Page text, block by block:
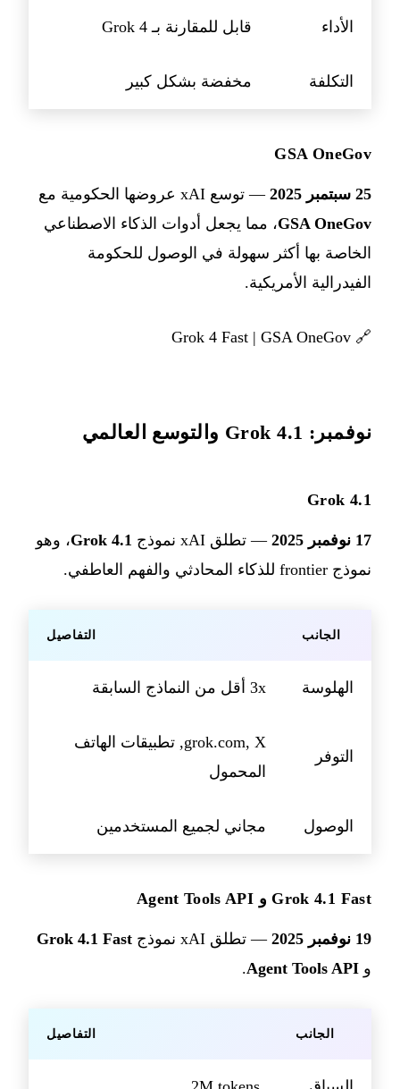
الأداء قابل للمقارنة بـ Grok 4
التكلفة مخفضة بشكل كبير
GSA OneGov
25 سبتمبر 2025
— توسع xAI عروضها الحكومية مع
GSA OneGov، مما يجعل أدوات الذكاء الاصطناعي
الخاصة بها أكثر سهولة في الوصول للحكومة
الفيدرالية الأمريكية.
🔗
Grok 4 Fast | GSA OneGov
نوفمبر: Grok 4.1 والتوسع العالمي
Grok 4.1
17 نوفمبر 2025 — تطلق xAI نموذج Grok 4.1، وهو
نموذج frontier للذكاء المحادثي والفهم العاطفي.
الجانب التفاصيل
الهلوسة 3x أقل من النماذج السابقة
التوفر
grok.com, X, تطبيقات الهاتف
المحمول
الوصول مجاني لجميع المستخدمين
Grok 4.1 Fast و Agent Tools API
19 نوفمبر 2025 — تطلق xAI نموذج
Grok 4.1 Fast
و Agent Tools API
.
الجانب التفاصيل